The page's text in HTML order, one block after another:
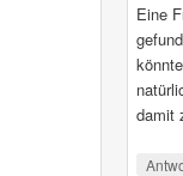
Eine
damit